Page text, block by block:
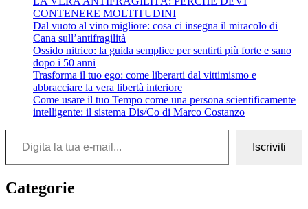
CONTENERE MOLTITUDINI
Dal vuoto al vino migliore: cosa ci insegna il miracolo di
Cana sull’antifragilità
Ossido nitrico: la guida semplice per sentirti più forte e sano
dopo i 50 anni
Trasforma il tuo ego: come liberarti dal vittimismo e
abbracciare la vera libertà interiore
Come usare il tuo Tempo come una persona scientificamente
intelligente: il sistema Dis/Co di Marco Costanzo
Digita la tua e-mail...
Iscriviti
Categorie